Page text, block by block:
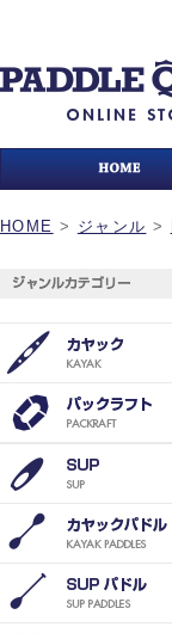
HOME > ジャンル >